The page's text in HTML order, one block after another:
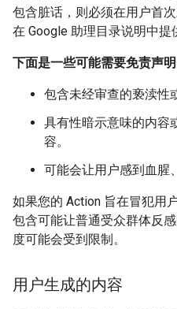
包含脏话，则必须在用户首
在 Google 助理目录说明中提
下面是一些可能需要免责声
包含未经审查的亵渎性
具有性暗示意味的内容
容。
可能会让用户感到血腥
如果您的 Action 旨在冒犯用
包含可能让普通受众群体反
度可能会受到限制。
用户生成的内容